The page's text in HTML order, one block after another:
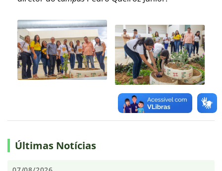
Últimas Notícias